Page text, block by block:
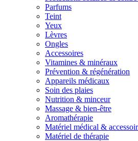
Parfums
Teint
Yeux
Lèvres
Ongles
Accessoires
Vitamines & minéraux
Prévention & régénération
Appareils médicaux
Soin des plaies
Nutrition & minceur
Massage & bien-être
Aromathérapie
Matériel médical &
Matériel de thérapie